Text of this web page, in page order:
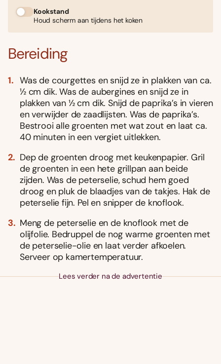
Kookstand
Houd scherm aan tijdens het koken
Bereiding
Was de courgettes en snijd ze in plakken van ca.
½ cm dik. Was de aubergines en snijd ze in
plakken van ½ cm dik. Snijd de paprika’s in vieren
en verwijder de zaadlijsten. Was de paprika’s.
Bestrooi alle groenten met wat zout en laat ca.
40 minuten in een vergiet uitlekken.
Dep de groenten droog met keukenpapier. Gril
de groenten in een hete grillpan aan beide
zijden. Was de peterselie, schud hem goed
droog en pluk de blaadjes van de takjes. Hak de
peterselie fijn. Pel en snipper de knoflook.
Meng de peterselie en de knoflook met de
olijfolie. Bedruppel de nog warme groenten met
de peterselie-olie en laat verder afkoelen.
Serveer op kamertemperatuur.
Lees verder na de advertentie